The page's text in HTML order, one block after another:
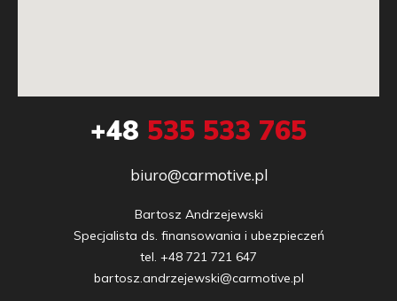
+48 535 533 765
biuro@carmotive.pl
Bartosz Andrzejewski
Specjalista ds. finansowania i ubezpieczeń
tel. +48 721 721 647
bartosz.andrzejewski@carmotive.pl